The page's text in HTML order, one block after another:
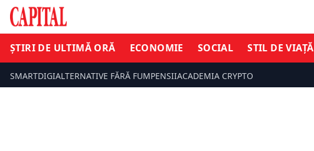
ȘTIRI DE ULTIMĂ ORĂ ECONOMIE SOCIAL STIL DE VIAȚĂ
SMARTDIGIALTERNATIVE FĂRĂ FUMPENSIIACADEMIA CRYPTO